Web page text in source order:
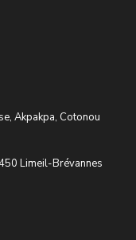
Akpakpa, Cotonou
Limeil-Brévannes